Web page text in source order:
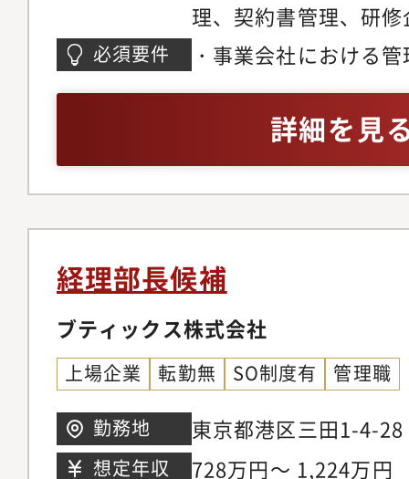
理、契約書管理、研
領域（IT機器管理、
理）・経営企画領域
示資料作成、各種制
門全体のマネジメン
との連携）・経営層
のレポーティング※管
部で構成（管理部13
必須要件
・事業会社における
マネジメント経験・
成経験・論理的思考
詳細を見
経理部長候補
ブティックス株式会社
上場企業 転勤無 SO制度有 管理職
勤務地 東京都港区三田1-4-
想定年収 728万円～ 1,224万円